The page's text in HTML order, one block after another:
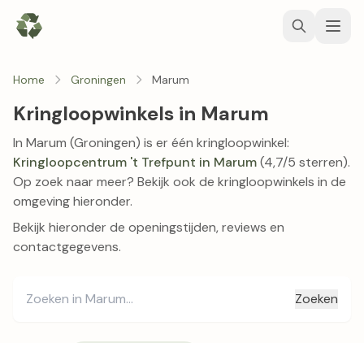
Home Groningen Marum
Kringloopwinkels in Marum
In Marum (Groningen) is er één kringloopwinkel:
Kringloopcentrum 't Trefpunt in Marum(4,7/5 sterren).
Op zoek naar meer? Bekijk ook de kringloopwinkels in de
omgeving hieronder.
Bekijk hieronder de openingstijden, reviews en
contactgegevens.
Zoeken